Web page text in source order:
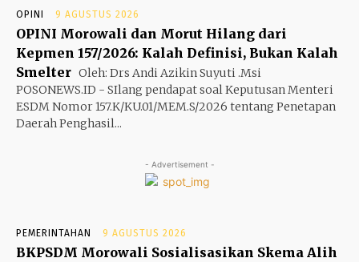
OPINI 9 AGUSTUS 2026
OPINI Morowali dan Morut Hilang dari
Kepmen 157/2026: Kalah Definisi, Bukan Kalah
Smelter Oleh: Drs Andi Azikin Suyuti .Msi
POSONEWS.ID - SIlang pendapat soal Keputusan Menteri
ESDM Nomor 157.K/KU.01/MEM.S/2026 tentang Penetapan
Daerah Penghasil...
- Advertisement -
PEMERINTAHAN 9 AGUSTUS 2026
BKPSDM Morowali Sosialisasikan Skema Alih